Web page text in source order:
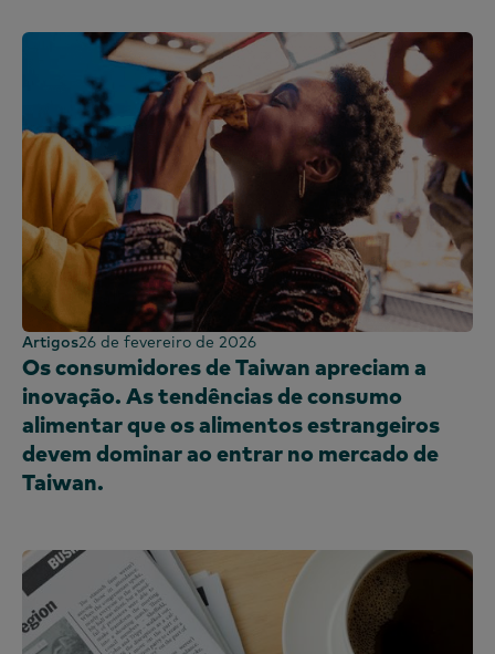
Artigos26 de fevereiro de 2026
Os consumidores de Taiwan apreciam a
inovação. As tendências de consumo
alimentar que os alimentos estrangeiros
devem dominar ao entrar no mercado de
Taiwan.